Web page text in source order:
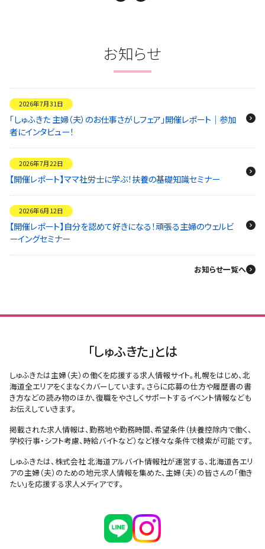
お知らせ
2026年7月31日
「しゅふきた 主婦（夫）のお仕事さがしフェア」開催レポート｜参加
者にインタビュー！
2026年7月22日
【開催レポート】ママ社労士に学ぶ！扶養の基礎知識セミナー
2026年6月12日
【開催レポート】自分を認めて好きになる！頑張る主婦のウェルビ
ーイングセミナー
お知らせ一覧へ
「しゅふきた」とは
しゅふきたは主婦（夫）の働くを応援する求人情報サイト。札幌をはじめ、北
海道全エリアをくまなくカバーしています。さらに応募の仕方や履歴書の書
き方などの読み物のほか、復職をやさしくサポートするイベント情報なども
お伝えしていきます。
掲載された求人情報は、勤務地や勤務時間、希望条件（扶養控除内で働く、
学校行事・シフト考慮、時給バイトなど）など様々な条件で検索が可能です。
しゅふきたは、株式会社 北海道アルバイト情報社が運営する、北海道各エリ
アの主婦（夫）のための地元求人情報を集めた、主婦（夫）の皆さんの「働き
たい」を応援する求人メディアです。